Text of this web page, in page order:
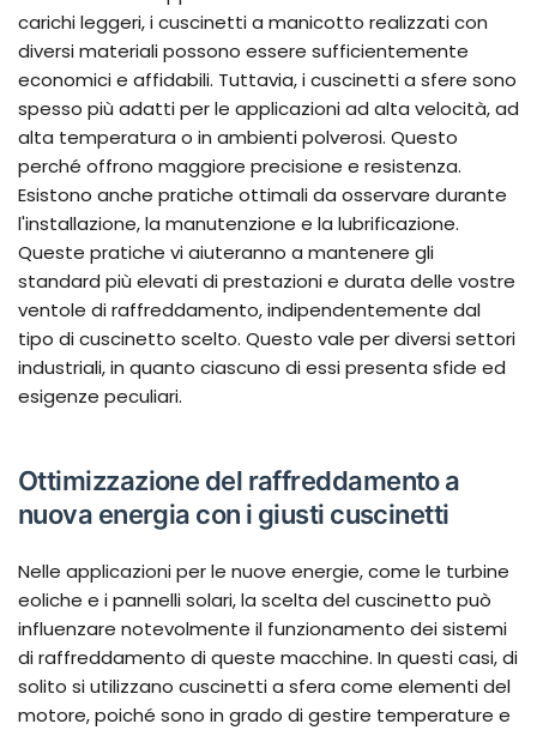
carichi leggeri, i cuscinetti a manicotto realizzati con
diversi materiali possono essere sufficientemente
economici e affidabili. Tuttavia, i cuscinetti a sfere sono
spesso più adatti per le applicazioni ad alta velocità, ad
alta temperatura o in ambienti polverosi. Questo
perché offrono maggiore precisione e resistenza.
Esistono anche pratiche ottimali da osservare durante
l'installazione, la manutenzione e la lubrificazione.
Queste pratiche vi aiuteranno a mantenere gli
standard più elevati di prestazioni e durata delle vostre
ventole di raffreddamento, indipendentemente dal
tipo di cuscinetto scelto. Questo vale per diversi settori
industriali, in quanto ciascuno di essi presenta sfide ed
esigenze peculiari.
Ottimizzazione del raffreddamento a
nuova energia con i giusti cuscinetti
Nelle applicazioni per le nuove energie, come le turbine
eoliche e i pannelli solari, la scelta del cuscinetto può
influenzare notevolmente il funzionamento dei sistemi
di raffreddamento di queste macchine. In questi casi, di
solito si utilizzano cuscinetti a sfera come elementi del
motore, poiché sono in grado di gestire temperature e